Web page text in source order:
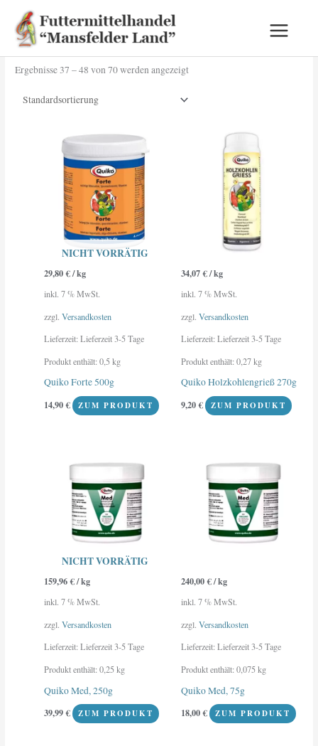
Inhalt
springen
Start/Vogelfutter/ Seite 4
Vogelfutter
Ergebnisse 37 – 48 von 70 werden angezeigt
NICHT VORRÄTIG
29,80€/kg
inkl. 7 % MwSt.
zzgl.Versandkosten
Lieferzeit:Lieferzeit 3-5 Tage
Produkt enthält: 0,5kg
Quiko Forte 500g
14,90€ ZUM PRODUKT
34,07€/kg
inkl. 7 % MwSt.
zzgl. Versandkosten
Lieferzeit:Lieferzeit 3-5 Tage
Produkt enthält: 0,27kg
Quiko Holzkohlengrieß 270g
9,20€ ZUM PRODUKT
NICHT VORRÄTIG
159,96€/kg
inkl. 7 % MwSt.
zzgl.Versandkosten
Lieferzeit:Lieferzeit 3-5 Tage
Produkt enthält: 0,25kg
Quiko Med, 250g
39,99€ ZUM PRODUKT
240,00€/kg
inkl. 7 % MwSt.
zzgl. Versandkosten
Lieferzeit:Lieferzeit 3-5 Tage
Produkt enthält: 0,075kg
Quiko Med, 75g
18,00€ ZUM PRODUKT
„Gute Nachrichten! 🎉 Wir haben unsere
Versandkosten für dich optimiert – jetzt noch
günstiger bestellen📦
Verstanden